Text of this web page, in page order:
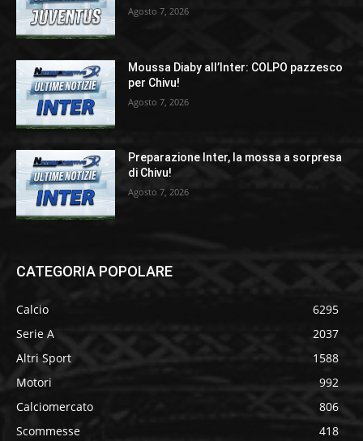
Agosto 7, 2026
Moussa Diaby all’Inter: COLPO pazzesco
per Chivu!
Agosto 7, 2026
Preparazione Inter, la mossa a sorpresa
di Chivu!
Agosto 7, 2026
CATEGORIA POPOLARE
Calcio
6295
Serie A
2037
Altri Sport
1588
Motori
992
Calciomercato
806
Scommesse
418